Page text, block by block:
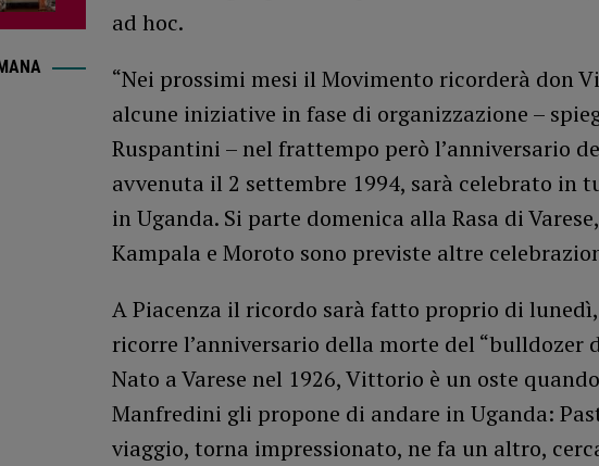
ad hoc.
“Nei prossimi mesi il Movimento ricorderà don
alcune iniziative in fase di organizzazione –
Ruspantini – nel frattempo però l’anniversario
avvenuta il 2 settembre 1994, sarà celebrato in
in Uganda. Si parte domenica alla Rasa di
Kampala e Moroto sono previste altre
A Piacenza il ricordo sarà fatto proprio di
ricorre l’anniversario della morte del “bulldozer
Nato a Varese nel 1926, Vittorio è un oste
Manfredini gli propone di andare in Uganda:
viaggio, torna impressionato, ne fa un altro,